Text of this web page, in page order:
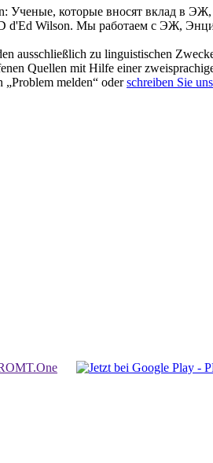
Ученые, которые вносят вклад в ЭЖ,
d'Ed Wilson. Мы работаем с ЭЖ,
ausschließlich zu linguistischen
Quellen mit Hilfe einer
melden“ oderschreiben Sie uns